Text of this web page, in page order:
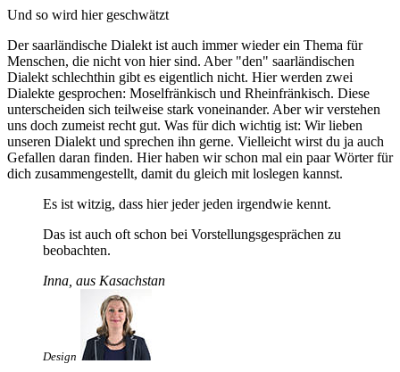
Und so wird hier geschwätzt
Der saarländische Dialekt ist auch immer wieder ein Thema für
Menschen, die nicht von hier sind. Aber "den" saarländischen
Dialekt schlechthin gibt es eigentlich nicht. Hier werden zwei
Dialekte gesprochen: Moselfränkisch und Rheinfränkisch. Diese
unterscheiden sich teilweise stark voneinander. Aber wir verstehen
uns doch zumeist recht gut. Was für dich wichtig ist: Wir lieben
unseren Dialekt und sprechen ihn gerne. Vielleicht wirst du ja auch
Gefallen daran finden. Hier haben wir schon mal ein paar Wörter für
dich zusammengestellt, damit du gleich mit loslegen kannst.
Es ist witzig, dass hier jeder jeden irgendwie kennt.
Das ist auch oft schon bei Vorstellungsgesprächen zu
beobachten.
Inna, aus Kasachstan
Design